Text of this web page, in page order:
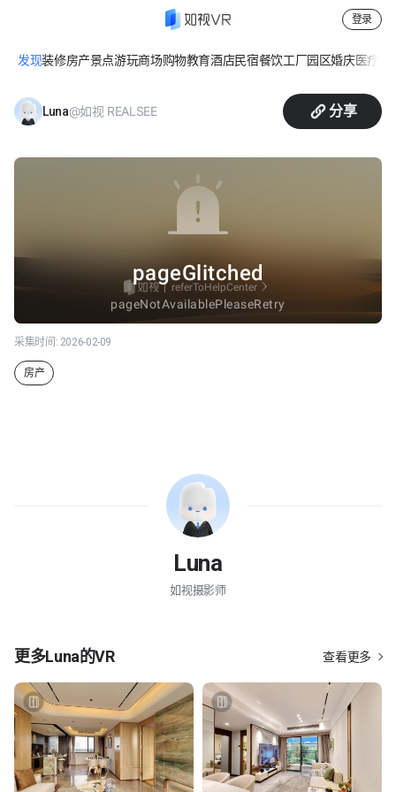
登录
发现装修房产景点游玩商场购物教育酒店民宿餐饮工厂园区婚庆医疗
合院别墅
Luna@如视 REALSEE 分享
采集时间: 2026-02-09
房产
Luna
如视摄影师
更多Luna的VR 查看更多